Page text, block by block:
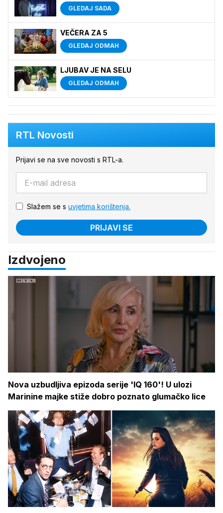
GLEDAJ SADA
VEČERA ZA 5
GLEDAJ ODMAH
LJUBAV JE NA SELU
GLEDAJ ODMAH
RTL Novosti
Prijavi se na sve novosti s RTL-a.
Slažem se s uvjetima korištenja.
PRIJAVI SE
Izdvojeno
Nova uzbudljiva epizoda serije 'IQ 160'! U ulozi
Marinine majke stiže dobro poznato glumačko lice